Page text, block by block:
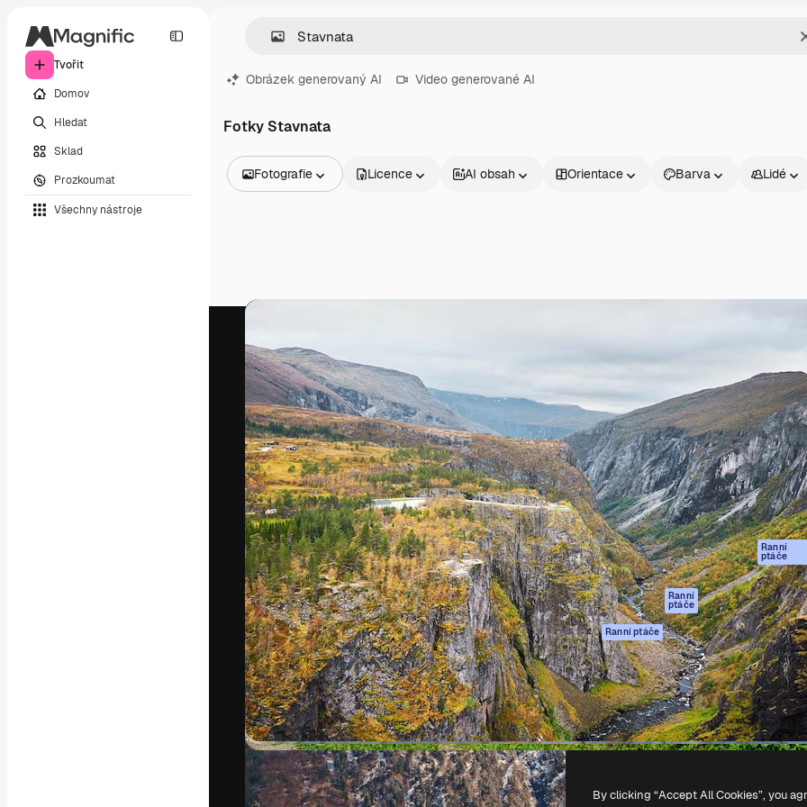
Tvořit
Domov
Hledat
Sklad
Prozkoumat
Všechny nástroje
Obrázek generovaný AI Video generované AI
Fotky Stavnata
Fotografie
Videa
Video šablony
Ikony
3D modely
Písma
Licence AI obsah Orientace Barva Lidé
Kreativní platforma pro tvorbu vaší nejlepší
práce. Více než 1 milion předplatitelů napříč
kreativci, podniky, agenturami a studii.
Čeština
Produkty
Spaces
AI asistent
AI generátor
obrázků
AI generátor videa
AI hlasový
generátor
Stock obsah
MCP pro
Claude/ChatGPT
Ranní
ptáče
Agenti Ranní ptáče
API
Mobilní aplikace
Všechny nástroje
Magnific
Začněte
Academy
Dokumentace
Podpora
Podmínky použití
Zásady ochrany
osobních údajů
Originály Ranní
ptáče
Zásady používání
souborů cookie
Centrum důvěry
Partneři
Firmy
Copyright © 2010-2026Freepik Company S.L.U.Všechna práva vyhrazena
By clicking “Accept All Cookies”, you